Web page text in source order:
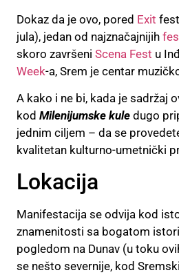
Dokaz da je ovo, pored Exit
jula), jedan od najznačajnijih
skoro završeni Scena Fest u
Week-a, Srem je centar
A kako i ne bi, kada je sadržaj
kod Milenijumske kule dugo
jednim ciljem – da se
kvalitetan kulturno-umetnički
Lokacija
Manifestacija se odvija kod
znamenitosti sa bogatom
pogledom na Dunav (u toku
se nešto severnije, kod